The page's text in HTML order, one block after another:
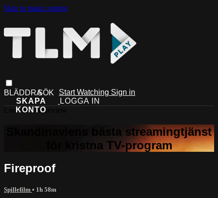
Skip to main content
Start Watching Sign in
Live stream preview
Fireproof
Spillefilm • 1h 58m